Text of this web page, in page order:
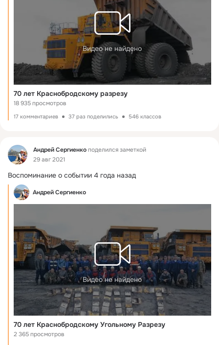
Видео не найдено
70 лет Краснобродскому разрезу
18 935 просмотров
17 комментариев 37 раз поделились 546 классов
Фид Андрей Сергиенкоподелился заметкой
29 авг 2021
Воспоминание о событии 4 года назад
Андрей Сергиенко
Видео не найдено
70 лет Краснобродскому Угольному Разрезу
2 365 просмотров